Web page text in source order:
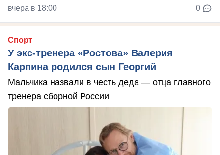
вчера в 18:00 0
Спорт
У экс-тренера «Ростова» Валерия
Карпина родился сын Георгий
Мальчика назвали в честь деда — отца главного
тренера сборной России